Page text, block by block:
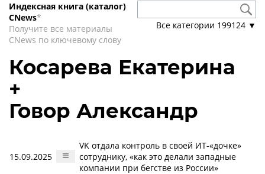
Индексная книга (каталог)
CNews*
Получите все материалы
CNews по ключевому слову
Все категории 199124 ▼
Косарева Екатерина
+
Говор Александр
15.09.2025
VK отдала контроль в своей ИТ-«дочке»
сотруднику, «как это делали западные
компании при бегстве из России»